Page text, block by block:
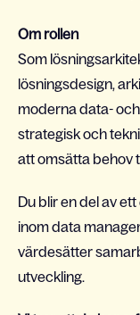
Om rollen
Som
lösningsdesign,
moderna data-
strategisk och
att omsätta behov
Du blir en del av
inom data
värdesätter
utveckling.